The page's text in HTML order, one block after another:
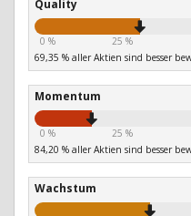
Quality
0 % 25 %
69,35 % aller Aktien sind besser
Momentum
0 % 25 %
84,20 % aller Aktien sind besser
Wachstum